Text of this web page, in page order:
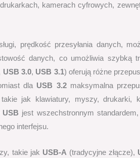
kamerach cyfrowych,
prędkość przesyłania danych,
danych, co umożliwia szybką
USB 3.0, USB 3.1) oferują różne
dlaUSB 3.2maksymalna
jak klawiatury, myszy, drukarki,
USB jest wszechstronnym
interfejsu.
takie jak USB-A (tradycyjne złącze),